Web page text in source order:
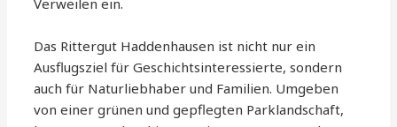
Das Rittergut Haddenhausen ist nicht nur ein
Ausflugsziel für Geschichtsinteressierte, sondern
auch für Naturliebhaber und Familien. Umgeben
von einer grünen und gepflegten Parklandschaft,